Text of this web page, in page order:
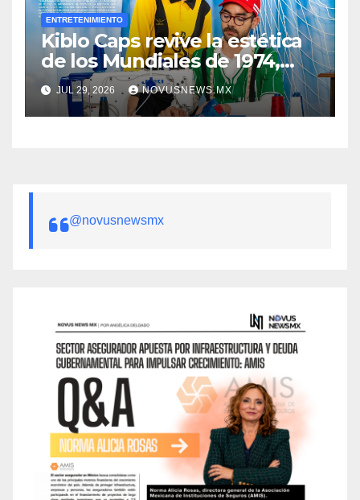
ENTRETENIMIENTO
Kiblo Caps revive la estética
de los Mundiales de 1974,
1986, 1990 y 1998
JUL 29, 2026 NOVUSNEWS.MX
@novusnewsmx